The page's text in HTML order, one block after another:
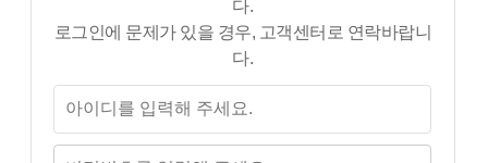
다.
로그인에 문제가 있을 경우, 고객센터로 연락바랍니
다.